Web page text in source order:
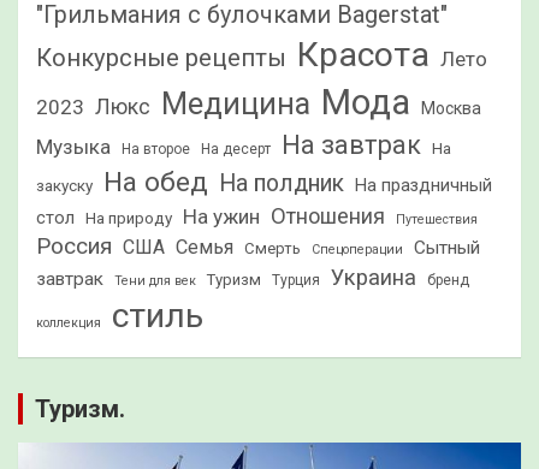
"Грильмания с булочками Bagerstat"
Конкурсные рецепты Красота Лето
2023 Люкс Медицина Мода Москва
Музыка На второе На десерт На завтрак На
закуску На обед На полдник
На праздничный
стол
На природу На ужин Отношения Путешествия
Россия США Семья Смерть Спецоперации
Сытный
завтрак
Тени для век Туризм Турция Украина бренд
коллекция стиль
Туризм.